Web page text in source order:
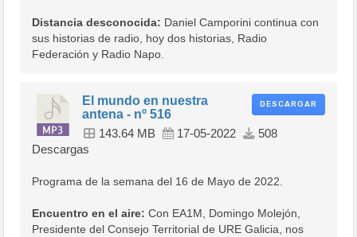
Distancia desconocida: Daniel Camporini continua con
sus historias de radio, hoy dos historias, Radio
Federación y Radio Napo.
DESCARGAR
El mundo en nuestra
antena - nº 516
143.64 MB 17-05-2022
508
Descargas
Programa de la semana del 16 de Mayo de 2022.
Encuentro en el aire: Con EA1M, Domingo Molejón,
Presidente del Consejo Territorial de URE Galicia, nos